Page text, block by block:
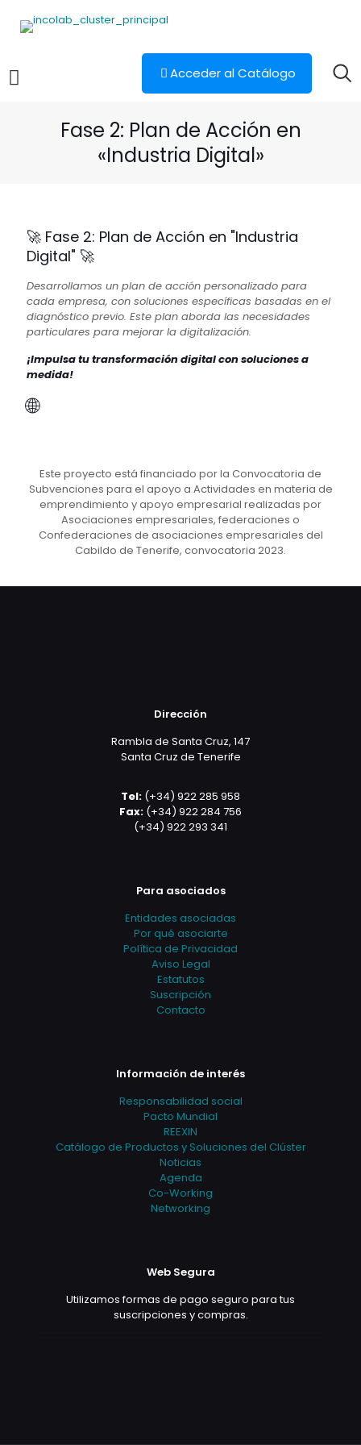
Acceder al Catálogo
Fase 2: Plan de Acción en
«Industria Digital»
🚀 Fase 2: Plan de Acción en "Industria
Digital" 🚀
Desarrollamos un plan de acción personalizado para
cada empresa, con soluciones específicas basadas en el
diagnóstico previo. Este plan aborda las necesidades
particulares para mejorar la digitalización.
¡Impulsa tu transformación digital con soluciones a
medida!
🌐
Este proyecto está financiado por la Convocatoria de
Subvenciones para el apoyo a Actividades en materia de
emprendimiento y apoyo empresarial realizadas por
Asociaciones empresariales, federaciones o
Confederaciones de asociaciones empresariales del
Cabildo de Tenerife, convocatoria 2023.
Dirección
Rambla de Santa Cruz, 147
Santa Cruz de Tenerife
Tel: (+34) 922 285 958
Fax: (+34) 922 284 756
(+34) 922 293 341
Para asociados
Entidades asociadas
Por qué asociarte
Política de Privacidad
Aviso Legal
Estatutos
Suscripción
Contacto
Información de interés
Responsabilidad social
Pacto Mundial
REEXIN
Catálogo de Productos y Soluciones del Clúster
Noticias
Agenda
Co-Working
Networking
Web Segura
Utilizamos formas de pago seguro para tus
suscripciones y compras.